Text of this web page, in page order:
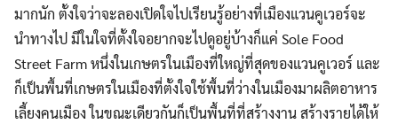
มากนัก ตั้งใจว่าจะลองเปิดใจไปเรียนรู้อย่างที่เมืองแวนคูเวอร์จะ
นำทางไป มีในใจที่ตั้งใจอยากจะไปดูอยู่บ้างก็แค่ Sole Food
Street Farm หนึ่งในเกษตรในเมืองที่ใหญ่ที่สุดของแวนคูเวอร์ และ
ก็เป็นพื้นที่เกษตรในเมืองที่ตั้งใจใช้พื้นที่ว่างในเมืองมาผลิตอาหาร
เลี้ยงคนเมือง ในขณะเดียวกันก็เป็นพื้นที่ที่สร้างงาน สร้างรายได้ให้